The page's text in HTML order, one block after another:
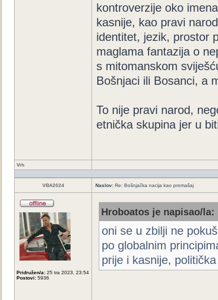
kontroverzije oko
kasnije, kao pravi
identitet, jezik, prostor
maglama fantazija o
s mitomanskom
Bošnjaci ili Bosanci, a
To nije pravi narod,
etnička skupina jer u
Vrh
VBA2024 Naslov: Re: Bošnjačka nacija kao promašaj
Pridružen/a: 25 tra 2023, 23:54
Postovi: 5936
Hroboatos je napisao/la:
oni se u zbilji ne
po globalnim
prije i kasnije,